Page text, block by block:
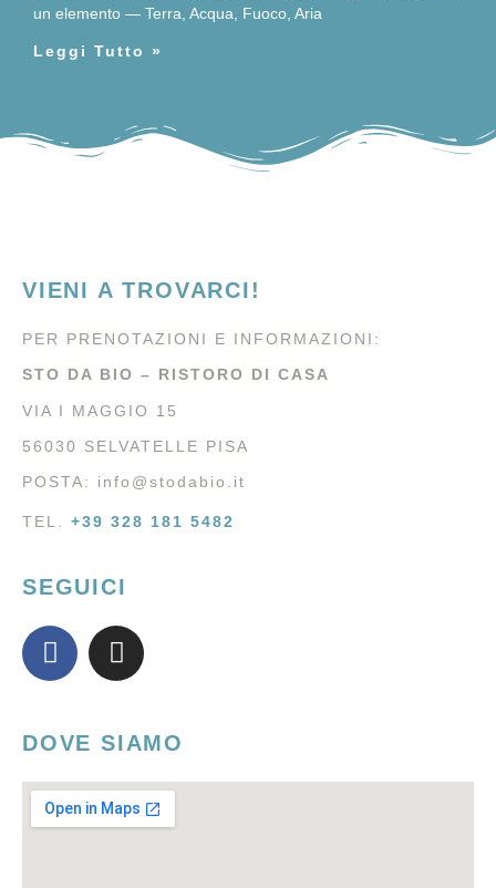
un elemento — Terra, Acqua, Fuoco, Aria
Leggi Tutto »
VIENI A TROVARCI!
PER PRENOTAZIONI E INFORMAZIONI:
STO DA BIO – RISTORO DI CASA
VIA I MAGGIO 15
56030 SELVATELLE PISA
POSTA: info@stodabio.it
TEL. +39 328 181 5482
SEGUICI
DOVE SIAMO